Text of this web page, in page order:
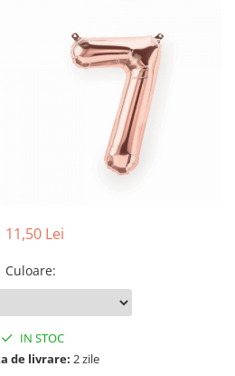
11,50 Lei
Culoare:
IN STOC
de livrare: 2 zile